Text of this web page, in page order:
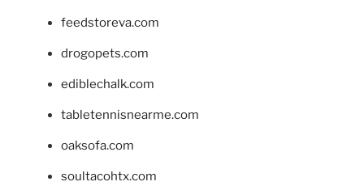
feedstoreva.com
drogopets.com
ediblechalk.com
tabletennisnearme.com
oaksofa.com
soultacohtx.com